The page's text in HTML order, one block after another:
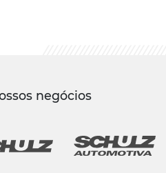
negócios